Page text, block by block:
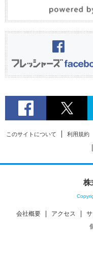
このサイトについて 利用規約
株
会社概要 アクセス